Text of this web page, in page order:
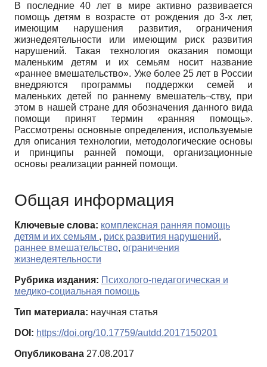
В последние 40 лет в мире активно развивается
помощь детям в возрасте от рождения до 3-х лет,
имеющим нарушения развития, ограничения
жизнедеятельности или имеющим риск развития
нарушений. Такая технология оказания помощи
маленьким детям и их семьям носит название
«раннее вмешательство». Уже более 25 лет в России
внедряются программы поддержки семей и
маленьких детей по раннему вмешатель¬ству, при
этом в нашей стране для обозначения данного вида
помощи принят термин «ранняя помощь».
Рассмотрены основные определения, используемые
для описания технологии, методологические основы
и принципы ранней помощи, организационные
основы реализации ранней помощи.
Общая информация
Ключевые слова: комплексная ранняя помощь
детям и их семьям , риск развития нарушений,
раннее вмешательство, ограничения
жизнедеятельности
Рубрика издания: Психолого-педагогическая и
медико-социальная помощь
Тип материала: научная статья
DOI: https://doi.org/10.17759/autdd.2017150201
Опубликована 27.08.2017